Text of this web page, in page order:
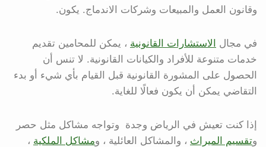
وقانون العمل والمبيعات وشركات الاندماج. يكون.
في مجال الاستشارات القانونية ، يمكن للمحامين تقديم
خدمات متنوعة للأفراد والكيانات القانونية. لا تنس أن
الحصول على المشورة القانونية قبل القيام بأي شيء أو بدء
التقاضي يمكن أن يكون فعالًا للغاية.
إذا كنت تعيش في الرياض وجدة وتواجه مشاكل مثل حصر
وتقسيم الميراث ، والمشاكل العائلية ، ومشاكل الملكية ،